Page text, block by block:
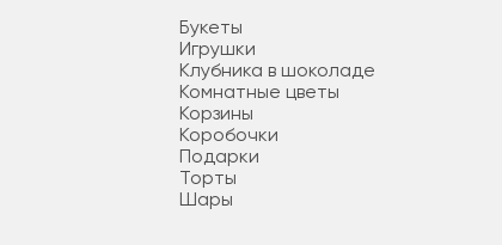
Букеты
Игрушки
Клубника в шоколаде
Комнатные цветы
Корзины
Коробочки
Подарки
Торты
Шары